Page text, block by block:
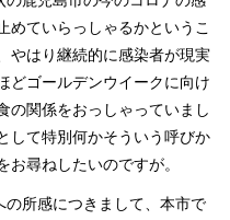
めていらっしゃるかというこ
やはり継続的に感染者が現実
どゴールデンウイークに向け
の関係をおっしゃっていまし
して特別何かそういう呼びか
尋ねしたいのですが。
所感につきまして、本市で